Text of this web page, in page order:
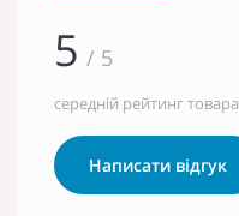
5 / 5
середній рейтинг товара
Написати відгук